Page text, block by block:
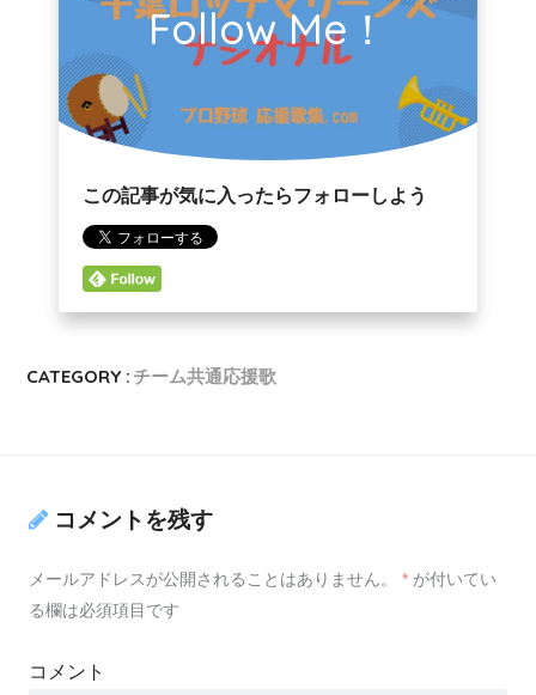
Follow Me！
この記事が気に入ったらフォローしよう
CATEGORY : チーム共通応援歌
コメントを残す
メールアドレスが公開されることはありません。 * が付いてい
る欄は必須項目です
コメント